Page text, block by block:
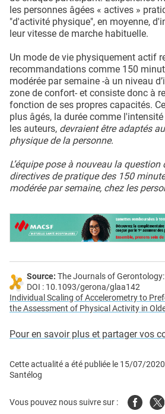
les personnes âgées « actives »
"d'activité physique", en moyenne,
leur vitesse de marche habituelle.
Un mode de vie physiquement actif
recommandations comme 150
modérée par semaine -à un niveau
zone de confort- et consiste donc à
fonction de ses propres capacités.
plus âgés, la durée comme
les auteurs, devraient être adaptés
physique de la personne.
L’équipe pose à nouveau la
directives de pratique des 150
modérée par semaine, chez les
Source: The Journals of
DOI : 10.1093/gerona/glaa142
Individual Scaling of Accelerometry to
the Assessment of Physical Activity in
Pour en savoir plus et partager vos
Cette actualité a été publiée le 15/07/2020
Santélog
Vous pouvez nous suivre sur : Facebook